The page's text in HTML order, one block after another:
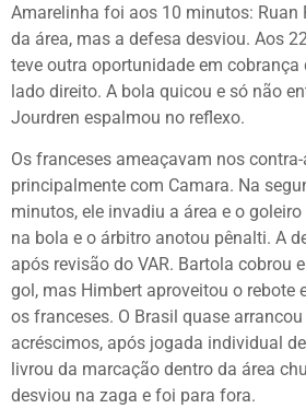
Amarelinha foi aos 10 minutos: Ruan
da área, mas a defesa desviou. Aos
teve outra oportunidade em
lado direito. A bola quicou e só não
Jourdren espalmou no reflexo.
Os franceses ameaçavam nos
principalmente com Camara. Na
minutos, ele invadiu a área e o
na bola e o árbitro anotou pênalti. A
após revisão do VAR. Bartola cobrou
gol, mas Himbert aproveitou o rebote
os franceses. O Brasil quase
acréscimos, após jogada individual
livrou da marcação dentro da área
desviou na zaga e foi para fora.